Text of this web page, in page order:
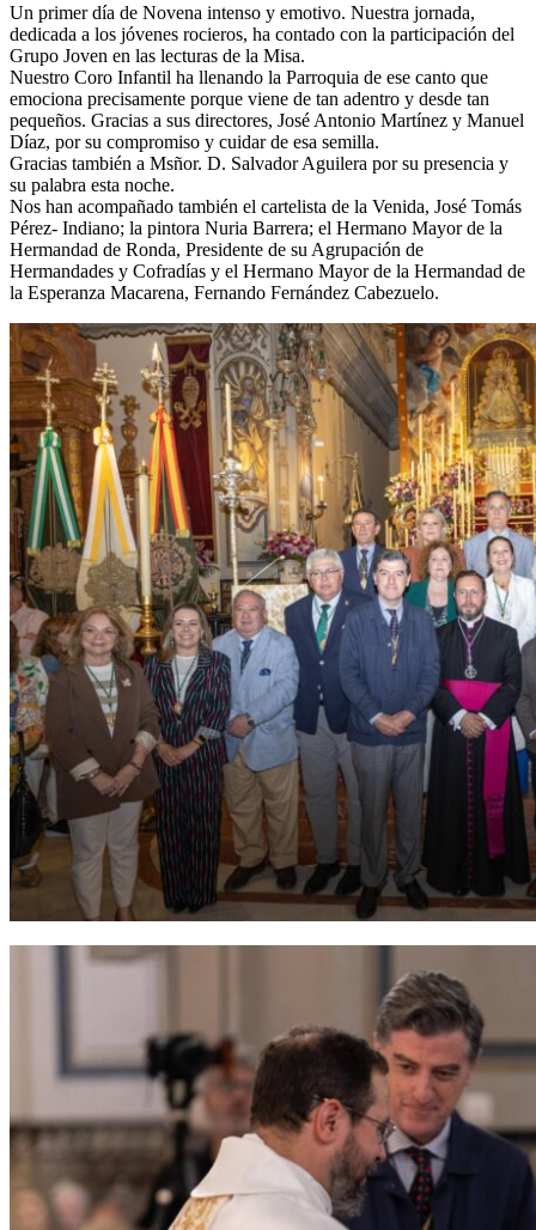
Un primer día de Novena intenso y emotivo. Nuestra jornada,
dedicada a los jóvenes rocieros, ha contado con la participación del
Grupo Joven en las lecturas de la Misa.
Nuestro Coro Infantil ha llenando la Parroquia de ese canto que
emociona precisamente porque viene de tan adentro y desde tan
pequeños. Gracias a sus directores, José Antonio Martínez y Manuel
Díaz, por su compromiso y cuidar de esa semilla.
Gracias también a Msñor. D. Salvador Aguilera por su presencia y
su palabra esta noche.
Nos han acompañado también el cartelista de la Venida, José Tomás
Pérez- Indiano; la pintora Nuria Barrera; el Hermano Mayor de la
Hermandad de Ronda, Presidente de su Agrupación de
Hermandades y Cofradías y el Hermano Mayor de la Hermandad de
la Esperanza Macarena, Fernando Fernández Cabezuelo.